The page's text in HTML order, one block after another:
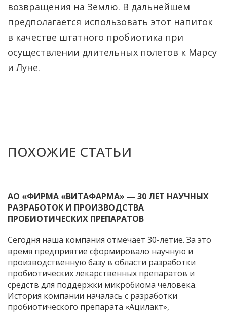
возвращения на Землю. В дальнейшем
предполагается использовать этот напиток
в качестве штатного пробиотика при
осуществлении длительных полетов к Марсу
и Луне.
ПОХОЖИЕ СТАТЬИ
АО «ФИРМА «ВИТАФАРМА» — 30 ЛЕТ НАУЧНЫХ
РАЗРАБОТОК И ПРОИЗВОДСТВА
ПРОБИОТИЧЕСКИХ ПРЕПАРАТОВ
Сегодня наша компания отмечает 30-летие. За это
время предприятие сформировало научную и
производственную базу в области разработки
пробиотических лекарственных препаратов и
средств для поддержки микробиома человека.
История компании началась с разработки
пробиотического препарата «Ацилакт»,